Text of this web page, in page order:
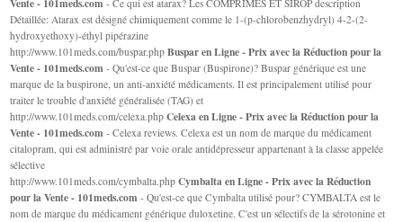
Vente - 101meds.com - Ce qui est atarax? Les COMPRIMÉS ET SIROP description
Détaillée: Atarax est désigné chimiquement comme le 1-(p-chlorobenzhydryl) 4-2-(2-
hydroxyethoxy)-éthyl pipérazine
http://www.101meds.com/buspar.phpBuspar en Ligne - Prix avec la Réduction pour la
Vente - 101meds.com - Qu'est-ce que Buspar (Buspirone)? Buspar générique est une
marque de la buspirone, un anti-anxiété médicaments. Il est principalement utilisé pour
traiter le trouble d'anxiété généralisée (TAG) et
http://www.101meds.com/celexa.phpCelexa en Ligne - Prix avec la Réduction pour la
Vente - 101meds.com - Celexa reviews. Celexa est un nom de marque du médicament
citalopram, qui est administré par voie orale antidépresseur appartenant à la classe appelée
sélective
http://www.101meds.com/cymbalta.phpCymbalta en Ligne - Prix avec la Réduction
pour la Vente - 101meds.com - Qu'est-ce que Cymbalta utilisé pour? CYMBALTA est le
nom de marque du médicament générique duloxetine. C'est un sélectifs de la sérotonine et